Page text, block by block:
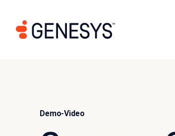
Demo-Video